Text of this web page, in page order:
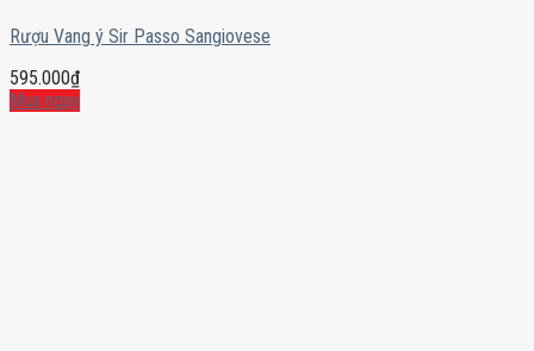
Rượu Vang ý Sir Passo Sangiovese
595.000₫
Mua ngay